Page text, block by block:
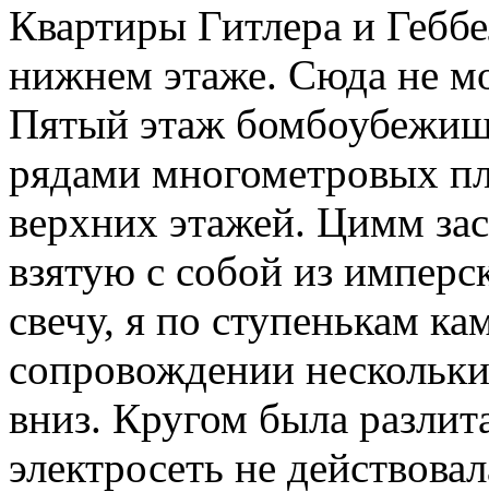
Квартиры Гитлера и
нижнем этаже. Сюда не
Пятый этаж
рядами многометровых
верхних этажей. Цимм
взятую с собой из
свечу, я по ступенькам
сопровождении
вниз. Кругом была
электросеть не